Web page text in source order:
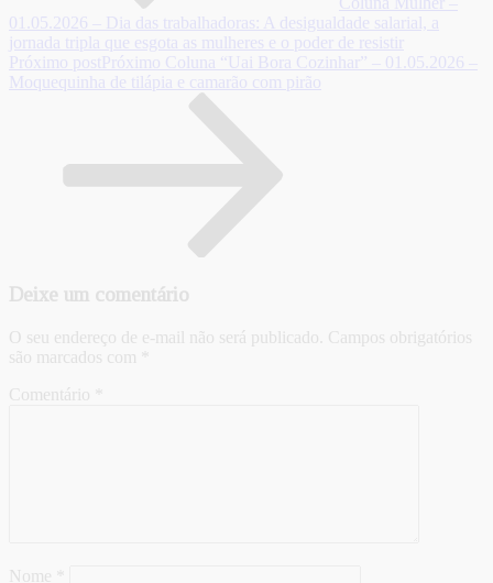
01.05.2026 – Dia das trabalhadoras: A desigualdade salarial, a
jornada tripla que esgota as mulheres e o poder de resistir
Próximo post Próximo Coluna “Uai Bora Cozinhar” – 01.05.2026 –
Moquequinha de tilápia e camarão com pirão
Deixe um comentário
O seu endereço de e-mail não será publicado. Campos obrigatórios
são marcados com
Comentário
Nome